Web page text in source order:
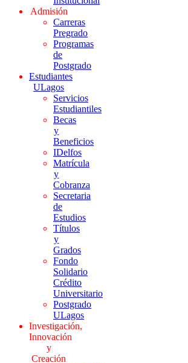
Admisión
Carreras
Pregrado
Programas
de
Postgrado
Estudiantes
ULagos
Servicios
Estudiantiles
Becas
y
Beneficios
IDelfos
Matrícula
y
Cobranza
Secretaria
de
Estudios
Títulos
y
Grados
Fondo
Solidario
Crédito
Universitario
Postgrado
ULagos
Investigación,
Innovación
y
Creación